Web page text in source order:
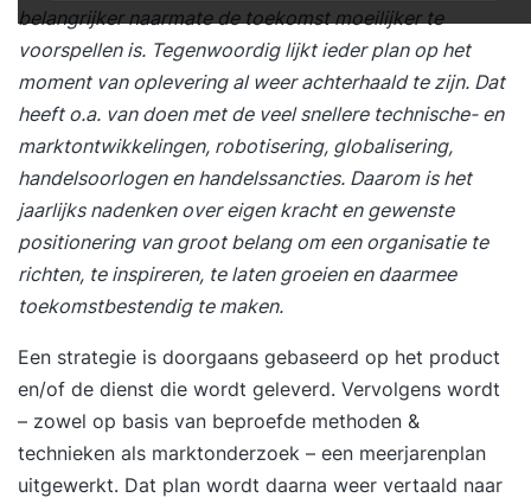
belangrijker naarmate de toekomst moeilijker te
voorspellen is. Tegenwoordig lijkt ieder plan op het
moment van oplevering al weer achterhaald te zijn. Dat
heeft o.a. van doen met de veel snellere technische- en
marktontwikkelingen, robotisering, globalisering,
handelsoorlogen en handelssancties. Daarom is het
jaarlijks nadenken over eigen kracht en gewenste
positionering van groot belang om een organisatie te
richten, te inspireren, te laten groeien en daarmee
toekomstbestendig te maken.
Een strategie is doorgaans gebaseerd op het product
en/of de dienst die wordt geleverd. Vervolgens wordt
– zowel op basis van beproefde methoden &
technieken als marktonderzoek – een meerjarenplan
uitgewerkt. Dat plan wordt daarna weer vertaald naar